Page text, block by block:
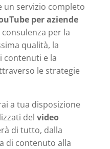
un servizio completo
per aziende
per la
qualità, la
contenuti e la
le strategie
a tua disposizione
del video
di tutto, dalla
di contenuto alla